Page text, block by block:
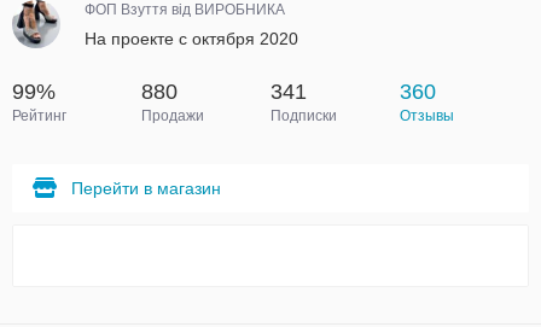
ФОП Взуття від ВИРОБНИКА
На проекте с октября 2020
99%
Рейтинг
880
Продажи
341
Подписки
360
Отзывы
Перейти в магазин